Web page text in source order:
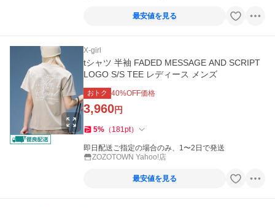
最安値を見る
X-girl
tシャツ 半袖 FADED MESSAGE AND SCRIPT
LOGO S/S TEE レディース メンズ
おトク 40%OFF価格
3,960円
5% （ 181pt）
即日配送ご指定の場合のみ、1〜2日で発送
ZOZOTOWN Yahoo!店
最安値を見る